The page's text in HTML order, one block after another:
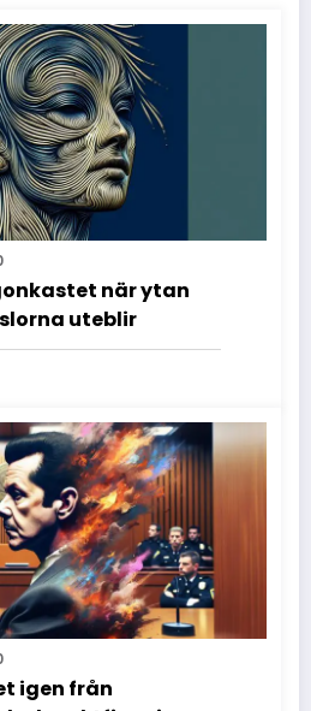
när ytan
uteblir
igen från